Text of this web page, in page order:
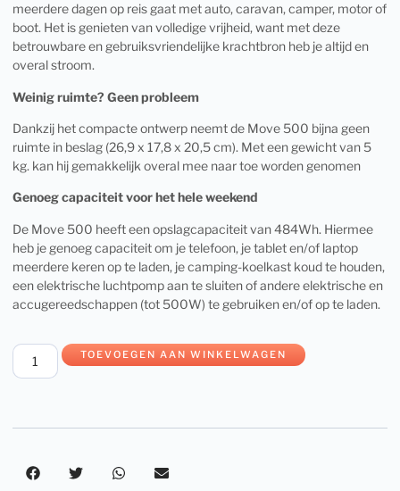
meerdere dagen op reis gaat met auto, caravan, camper, motor of
boot. Het is genieten van volledige vrijheid, want met deze
betrouwbare en gebruiksvriendelijke krachtbron heb je altijd en
overal stroom.
Weinig ruimte? Geen probleem
Dankzij het compacte ontwerp neemt de Move 500 bijna geen
ruimte in beslag (26,9 x 17,8 x 20,5 cm). Met een gewicht van 5
kg. kan hij gemakkelijk overal mee naar toe worden genomen
Genoeg capaciteit voor het hele weekend
De Move 500 heeft een opslagcapaciteit van 484Wh. Hiermee
heb je genoeg capaciteit om je telefoon, je tablet en/of laptop
meerdere keren op te laden, je camping-koelkast koud te houden,
een elektrische luchtpomp aan te sluiten of andere elektrische en
accugereedschappen (tot 500W) te gebruiken en/of op te laden.
TOEVOEGEN AAN WINKELWAGEN